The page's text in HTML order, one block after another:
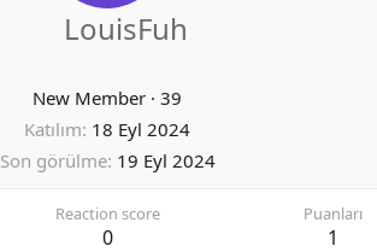
LouisFuh
New Member · 39
Katılım 18 Eyl 2024
Son görülme 19 Eyl 2024
Reaction score
0
Puanları
1